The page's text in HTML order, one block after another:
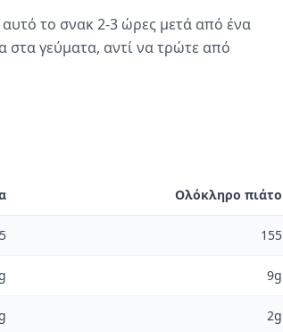
το σνακ 2-3 ώρες μετά από ένα
στα γεύματα, αντί να τρώτε από
Ολόκληρο πιάτο
155
9g
2g